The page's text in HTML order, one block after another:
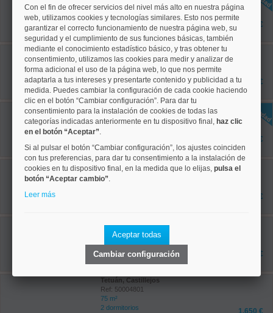
70 m²
2 dormitorios
2 baños
1.450 €
Centro, Palacio
Ref: 50004773
80 m²
1 dormitorios
1 baños
1.500 €
Moncloa, Valdezarza
Ref: 50004828
90 m²
2 dormitorios
1 baños
1.550 €
Moncloa, Argüelles
Ref: 50004716
70 m²
1.595 €
Ref: 50004287
2 dormitorios
1 baños
1.600 €
Tetuán, Castillejos
Ref: 50004801
75 m²
2 dormitorios
1.650 €
Con el fin de ofrecer servicios del nivel más alto en nuestra página
web, utilizamos cookies y tecnologías similares. Esto nos permite
garantizar el correcto funcionamiento de nuestra página web, su
seguridad y el cumplimiento de sus funciones básicas, también
mediante el conocimiento estadístico básico, y tras obtener tu
consentimiento, utilizamos las cookies para medir y analizar de
forma adicional el uso de la página web, lo que nos permite
adaptarla a tus intereses y presentarte contenido y publicidad a tu
medida. Puedes cambiar la configuración de cada cookie haciendo
clic en el botón “Cambiar configuración”. Para dar tu
consentimiento para la instalación de cookies de todas las
categorías indicadas anteriormente en tu dispositivo final, haz clic
en el botón “Aceptar”.
Si al pulsar el botón “Cambiar configuración”, los ajustes coinciden
con tus preferencias, para dar tu consentimiento a la instalación de
cookies en tu dispositivo final, en la medida que lo elijas, pulsa el
botón “Aceptar cambio”.
Leer más
Aceptar todas
Cambiar configuración